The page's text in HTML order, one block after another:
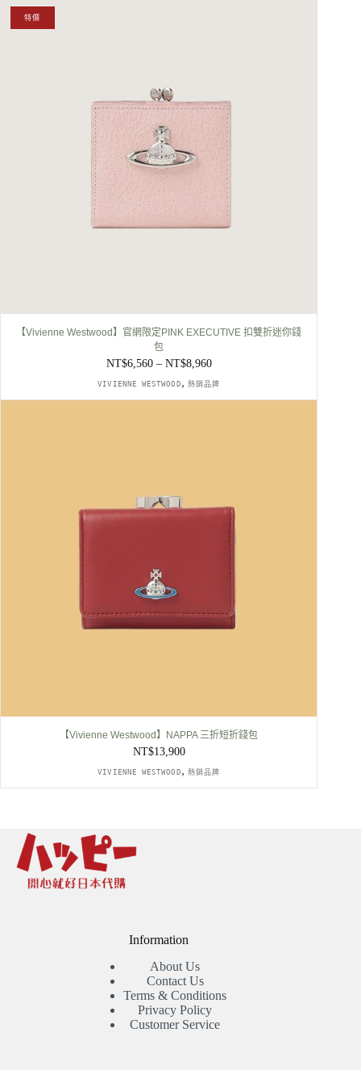
特價
【Vivienne Westwood】官網限定PINK EXECUTIVE 扣雙折迷你錢
包
NT$6,560 – NT$8,960價
格
範
VIVIENNE WESTWOOD , 熱銷品牌
【Vivienne Westwood】NAPPA 三折短折錢包
NT$13,900
VIVIENNE WESTWOOD , 熱銷品牌
Information
About Us
Contact Us
Terms & Conditions
Privacy Policy
Customer Service